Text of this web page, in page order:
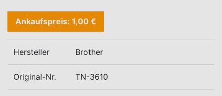
Ankaufspreis: 1,00 €
Hersteller Brother
Original-Nr. TN-3610